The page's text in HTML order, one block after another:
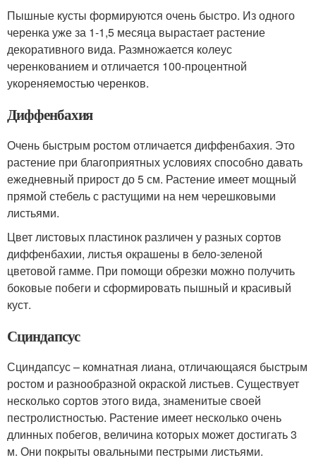
Пышные кусты формируются очень быстро. Из одного
черенка уже за 1-1,5 месяца вырастает растение
декоративного вида. Размножается колеус
черенкованием и отличается 100-процентной
укореняемостью черенков.
Диффенбахия
Очень быстрым ростом отличается диффенбахия. Это
растение при благоприятных условиях способно давать
ежедневный прирост до 5 см. Растение имеет мощный
прямой стебель с растущими на нем черешковыми
листьями.
Цвет листовых пластинок различен у разных сортов
диффенбахии, листья окрашены в бело-зеленой
цветовой гамме. При помощи обрезки можно получить
боковые побеги и сформировать пышный и красивый
куст.
Сциндапсус
Сциндапсус – комнатная лиана, отличающаяся быстрым
ростом и разнообразной окраской листьев. Существует
несколько сортов этого вида, знаменитые своей
пестролистностью. Растение имеет несколько очень
длинных побегов, величина которых может достигать 3
м. Они покрыты овальными пестрыми листьями.